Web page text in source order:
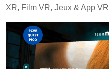
XR, Film VR,Jeux & App VR